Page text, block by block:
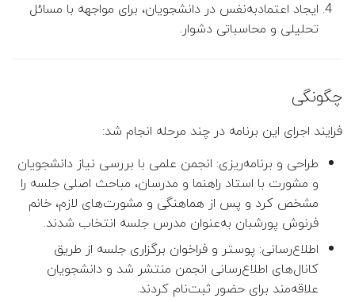
ایجاد اعتمادبه‌نفس در دانشجویان، برای مواجهه با مسائل
تحلیلی و محاسباتی دشوار.
چگونگی
فرایند اجرای این برنامه در چند مرحله انجام شد:
طراحی و برنامه‌ریزی: انجمن علمی با بررسی نیاز دانشجویان
و مشورت با استاد راهنما و مدرسان، مباحث اصلی جلسه را
مشخص کرد و پس از هماهنگی‌ و مشورت‌های لازم، خانم
فرنوش پورشبان به‌عنوان مدرس جلسه انتخاب شدند.
اطلاع‌رسانی: پوستر و فراخوان برگزاری جلسه از طریق
کانال‌های اطلاع‌رسانی انجمن منتشر شد و دانشجویان
علاقه‌مند برای حضور ثبت‌نام کردند.